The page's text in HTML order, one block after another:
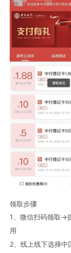
领取步骤
1、微信扫码领取->
用
2、线上线下选择中